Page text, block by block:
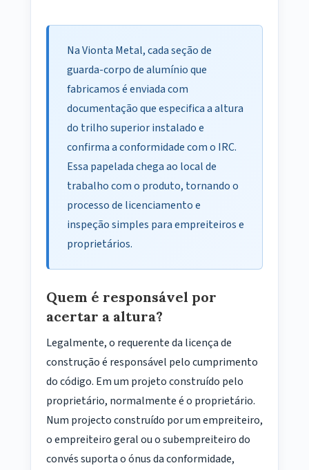
Na Vionta Metal, cada seção de
guarda-corpo de alumínio que
fabricamos é enviada com
documentação que especifica a altura
do trilho superior instalado e
confirma a conformidade com o IRC.
Essa papelada chega ao local de
trabalho com o produto, tornando o
processo de licenciamento e
inspeção simples para empreiteiros e
proprietários.
Quem é responsável por
acertar a altura?
Legalmente, o requerente da licença de
construção é responsável pelo cumprimento
do código. Em um projeto construído pelo
proprietário, normalmente é o proprietário.
Num projecto construído por um empreiteiro,
o empreiteiro geral ou o subempreiteiro do
convés suporta o ónus da conformidade,